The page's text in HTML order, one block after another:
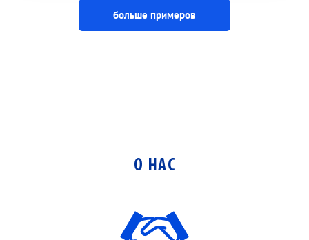
больше примеров
О НАС